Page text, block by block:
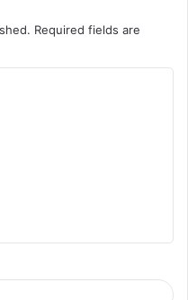
Required fields are